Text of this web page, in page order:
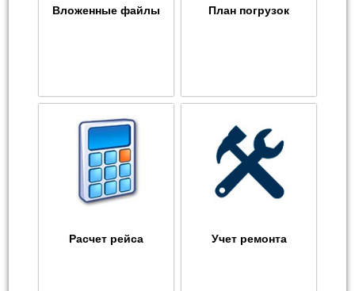
Вложенные файлы План погрузок
Расчет рейса Учет ремонта